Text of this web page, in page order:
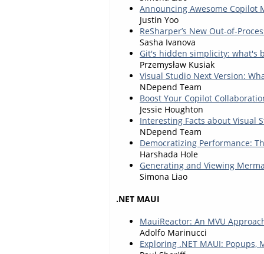
Announcing Awesome Copilot
Justin Yoo
ReSharper’s New Out-of-
Sasha Ivanova
Git's hidden simplicity: what's
Przemysław Kusiak
Visual Studio Next Version:
NDepend Team
Boost Your Copilot
Jessie Houghton
Interesting Facts about Visual
NDepend Team
Democratizing Performance:
Harshada Hole
Generating and Viewing
Simona Liao
.NET MAUI
MauiReactor: An MVU
Adolfo Marinucci
Exploring .NET MAUI: Popups,